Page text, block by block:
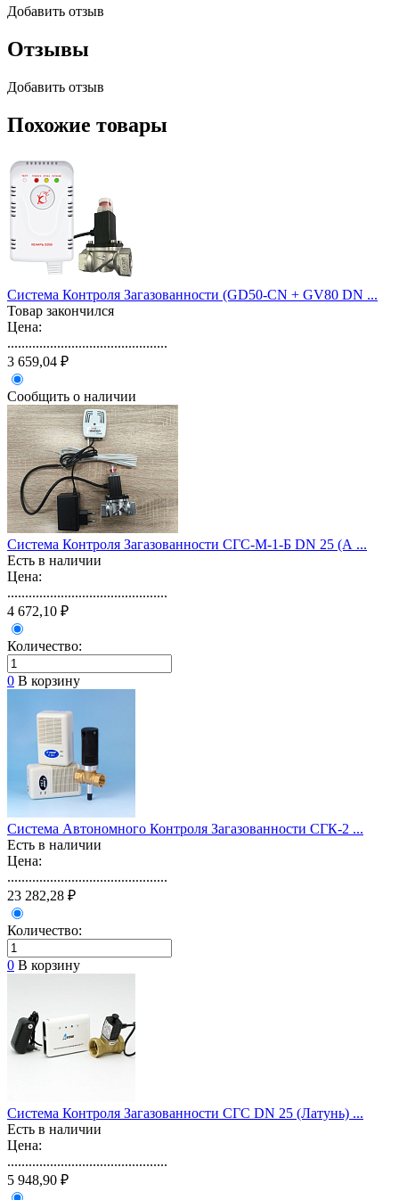
Добавить отзыв
Отзывы
Добавить отзыв
Похожие товары
Система Контроля Загазованности (GD50-CN + GV80 DN ...
Товар закончился
Цена:
.............................................
3 659,04 ₽
Сообщить о наличии
Система Контроля Загазованности СГС-М-1-Б DN 25 (А ...
Есть в наличии
Цена:
.............................................
4 672,10 ₽
Количество:
0 В корзину
Система Автономного Контроля Загазованности СГК-2 ...
Есть в наличии
Цена:
.............................................
23 282,28 ₽
Количество:
0 В корзину
Система Контроля Загазованности СГС DN 25 (Латунь) ...
Есть в наличии
Цена:
.............................................
5 948,90 ₽